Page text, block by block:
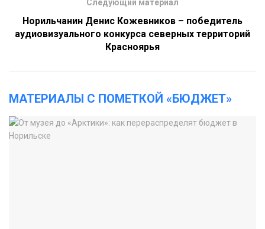
Следующий материал
Норильчанин Денис Кожевников – победитель
аудиовизуального конкурса северных территорий
Красноярья
МАТЕРИАЛЫ С ПОМЕТКОЙ «БЮДЖЕТ»